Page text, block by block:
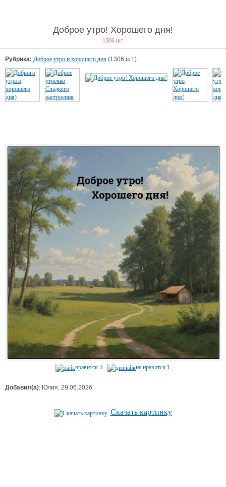
Доброе утро! Хорошего дня!
1306 шт.
Рубрика: Доброе утро и хорошего дня (1306 шт.)
нравится 3 не нравится 1
Добавил(а): Юлия. 29.06.2026
Скачать картинку